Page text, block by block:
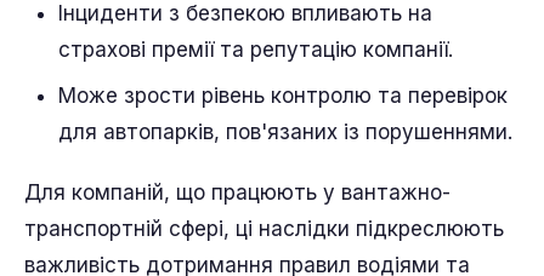
Інциденти з безпекою впливають на
страхові премії та репутацію компанії.
Може зрости рівень контролю та перевірок
для автопарків, пов'язаних із порушеннями.
Для компаній, що працюють у вантажно-
транспортній сфері, ці наслідки підкреслюють
важливість дотримання правил водіями та